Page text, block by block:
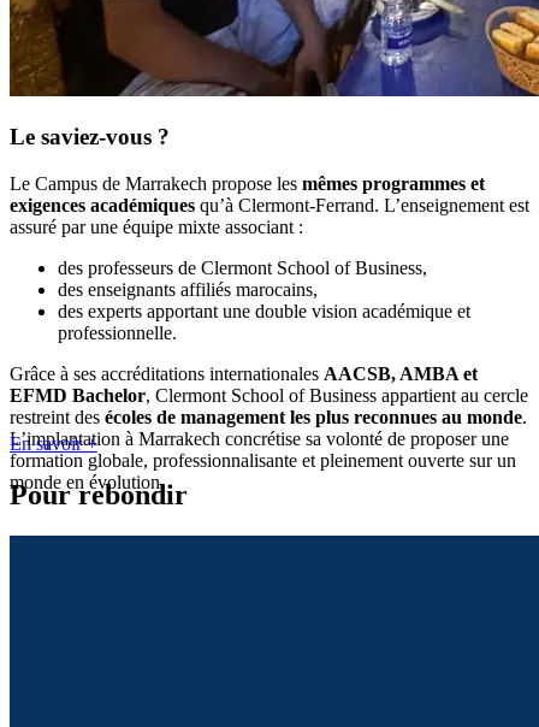
Le saviez-vous ?
Le Campus de Marrakech propose les mêmes programmes et
exigences académiques qu’à Clermont-Ferrand. L’enseignement est
assuré par une équipe mixte associant :
des professeurs de Clermont School of Business,
des enseignants affiliés marocains,
des experts apportant une double vision académique et
professionnelle.
Grâce à ses accréditations internationales AACSB, AMBA et
EFMD Bachelor, Clermont School of Business appartient au cercle
restreint des écoles de management les plus reconnues au monde.
L’implantation à Marrakech concrétise sa volonté de proposer une
formation globale, professionnalisante et pleinement ouverte sur un
monde en évolution.
En savoir +
Pour rebondir